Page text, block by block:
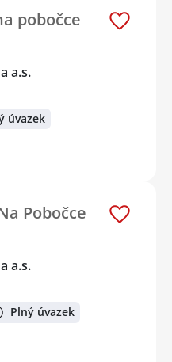
pobočce
a.s.
úvazek
Pobočce
a.s.
Plný úvazek